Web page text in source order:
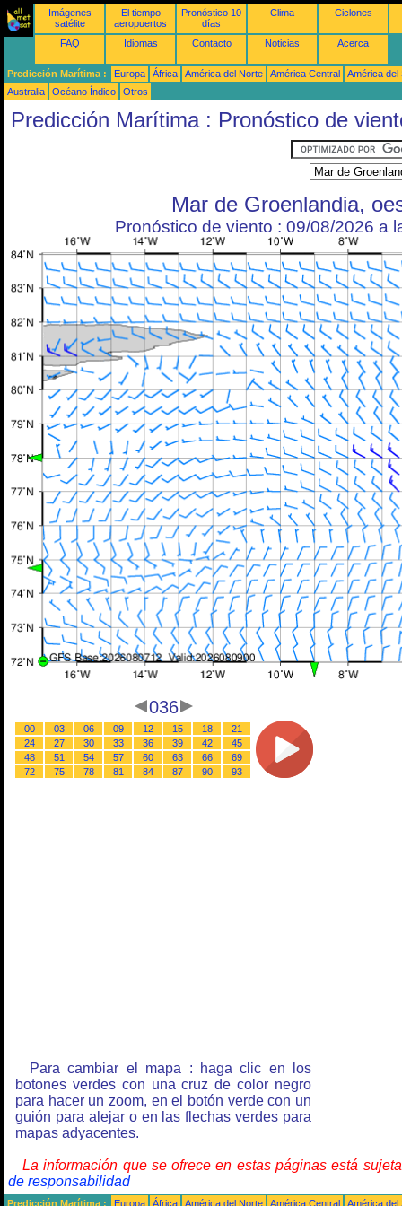
Imágenes
satélite
El tiempo
aeropuertos
Pronóstico 10
días
Clima Ciclones
FAQ Idiomas Contacto Noticias Acerca
Predicción Marítima : Europa África América del Norte América Central
América del
Australia
Océano Índico Otros
Predicción Marítima : Pronóstico de
Mar de Groenlandia,
Pronóstico de viento : 09/08/2026 a
036
00 03 06 09 12 15 18
21
24
27 30 33 36 39 42
45
48
51 54 57 60 63 66
69
72
75 78 81 84 87 90 93
Para cambiar el mapa : haga clic en los
botones verdes con una cruz de color negro
para hacer un zoom, en el botón verde con un
guión para alejar o en las flechas verdes para
mapas adyacentes.
La información que se ofrece en estas páginas está
de responsabilidad
Predicción Marítima : Europa África América del Norte América Central
América del